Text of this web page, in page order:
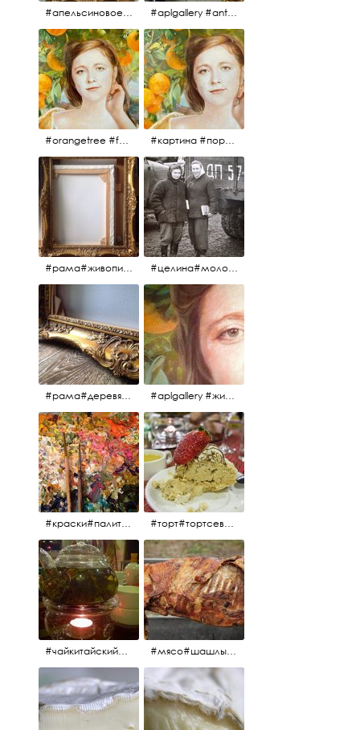
#апельсиновоедерево #плодородие #изобилие #картина #портрет #живопись #девушка #апельсиновоедерево #плодородие #рама #антикварнаярама #антиквариат #antiques #abundance #aplgallery #portrait #painting #frame #fertility #orangetree @aplgallery #aplgallery #antiques #painting #portrait #frame #antiqueframe #abundance #fertility #orangetree #антиквариат#картина#фрагмент #живопись #улыбка #девушка #портрет #рама #антикварнаярама #изобилие #плодородие #апельсиновоедерево
#orangetree #fertility #abundance #portrait #painting #живопись #портрет #картина #девушка #улыбка #aplgallery #картина #портрет #живопись #апельсиновоедерево # девушка #улыбка #изобилие #плодородие #painting #portrait #abundance #fertility #orangetree #aplgallery
#рама#живопись#антиквариат#спб#aplgallery #целина#молодёжьнацелине#комсомолки#50тыегода #50тые#СССР
#рама#деревяннаярама#антиквариат#живопись#aplgallery #aplgallery #живопись #портрет
#краски#палитра#картина#живопись#aplgallery #торт#тортсевер#север#severspb#северметрополь#безе#безесклубникой#тортвоздушный#тортсбезе#cake#meringuecake#meringuecakewithstrawberries @sever_metropol
#чайкитайский#чай#tea#teachinese @chinacook.ru #мясо#шашлык#шашлыкмашлык #пальчикиоближешь